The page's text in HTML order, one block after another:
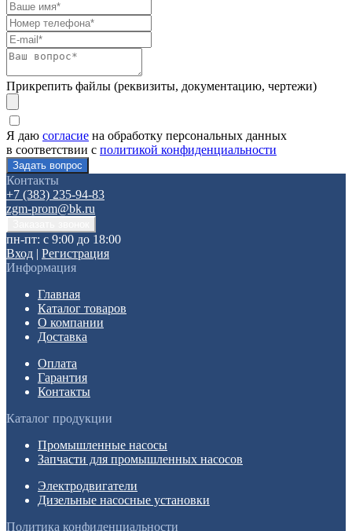
Прикрепить файлы (реквизиты, документацию, чертежи)
Я даю согласие на обработку персональных данных
в соответствии с политикой конфиденциальности
Контакты
+7 (383) 235-94-83
zgm-prom@bk.ru
пн-пт: с 9:00 до 18:00
Вход | Регистрация
Информация
Главная
Каталог товаров
О компании
Доставка
Оплата
Гарантия
Контакты
Каталог продукции
Промышленные насосы
Запчасти для промышленных насосов
Электродвигатели
Дизельные насосные установки
Политика конфиденциальности